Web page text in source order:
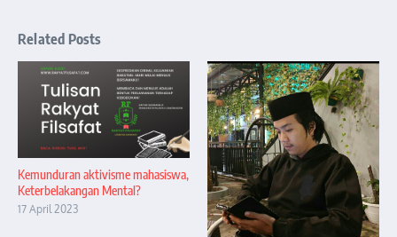
Related Posts
Kemunduran aktivisme mahasiswa,
Keterbelakangan Mental?
17 April 2023